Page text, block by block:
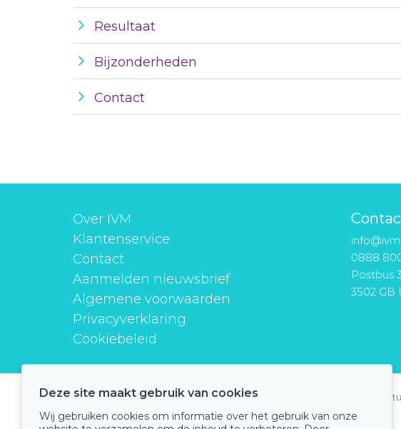
Resultaat
Bijzonderheden
Contact
Over IVM
Klantenservice
Contact
Aanmelden nieuwsbrief
Algemene voorwaarden
Privacyverklaring
Cookiebeleid
0888
Postbus
3502 GB
instituutverantwoordmedicijngebruik
Deze site maakt gebruik van cookies
Wij gebruiken cookies om informatie over het gebruik van onze